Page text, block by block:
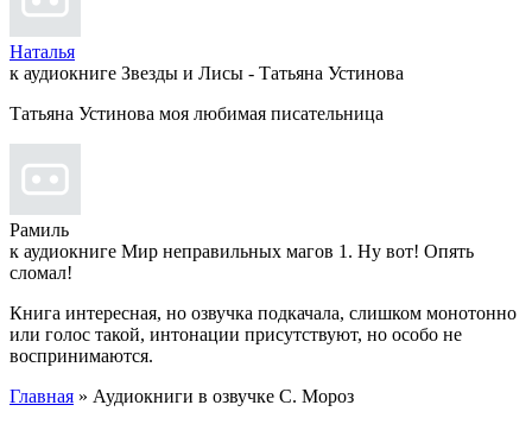
Наталья
к аудиокниге Звезды и Лисы - Татьяна Устинова
Татьяна Устинова моя любимая писательница
Рамиль
к аудиокниге Мир неправильных магов 1. Ну вот! Опять
сломал!
Книга интересная, но озвучка подкачала, слишком монотонно
или голос такой, интонации присутствуют, но особо не
воспринимаются.
Главная » Аудиокниги в озвучке С. Мороз